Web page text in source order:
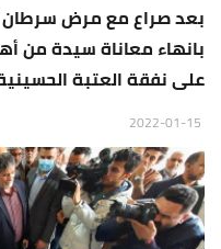
بعد صراع مع مرض سرطان
بانهاء معاناة سيدة من
على نفقة العتبة